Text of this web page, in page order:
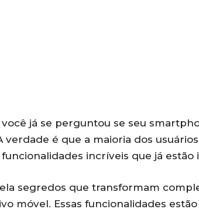
você já se perguntou se seu
verdade é que a maioria dos
incríveis que já estão
segredos que transformam
móvel. Essas funcionalidades